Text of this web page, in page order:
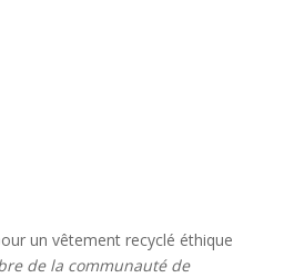
un vêtement recyclé éthique
de la communauté de